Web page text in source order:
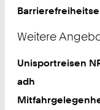
Weitere
Unisportreisen
adh